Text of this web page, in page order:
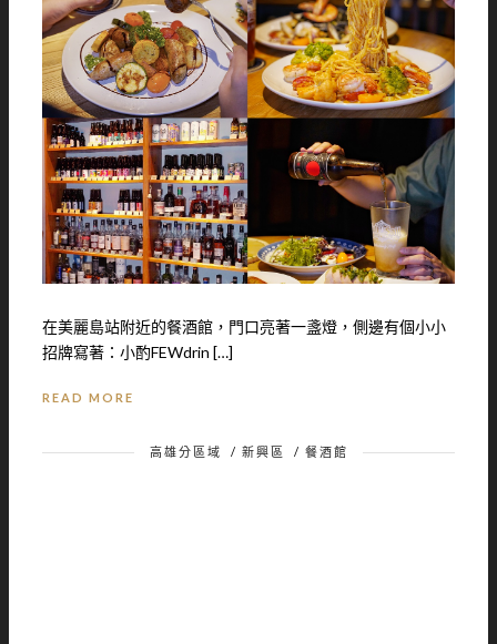
在美麗島站附近的餐酒館，門口亮著一盞燈，側邊有個小小
招牌寫著：小酌FEWdrin […]
READ MORE
高雄分區域 / 新興區 / 餐酒館